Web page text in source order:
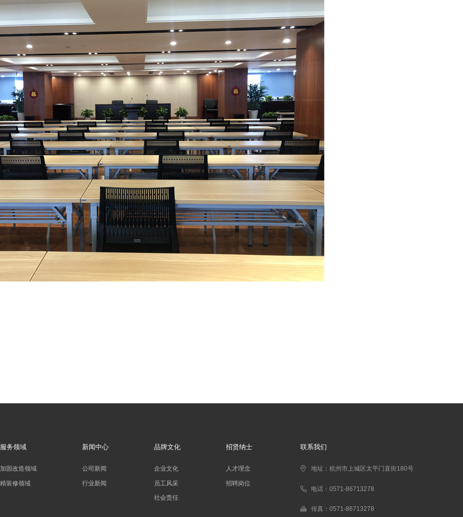
服务领域
加固改造领域
精装修领域
新闻中心
公司新闻
行业新闻
品牌文化
企业文化
员工风采
社会责任
招贤纳士
人才理念
招聘岗位
联系我们
地址：杭州市上城区太平门直街180号
电话：0571-86713278
传真：0571-86713278